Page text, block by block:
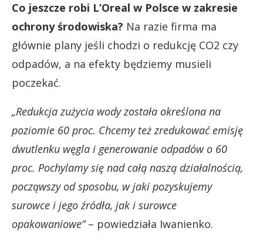
Co jeszcze robi L’Oreal w Polsce w zakresie
ochrony środowiska? Na razie firma ma
głównie plany jeśli chodzi o redukcję CO2 czy
odpadów, a na efekty będziemy musieli
poczekać.
„Redukcja zużycia wody została określona na
poziomie 60 proc. Chcemy też zredukować emisję
dwutlenku węgla i generowanie odpadów o 60
proc. Pochylamy się nad całą naszą działalnością,
począwszy od sposobu, w jaki pozyskujemy
surowce i jego źródła, jak i surowce
opakowaniowe”– powiedziała Iwanienko.